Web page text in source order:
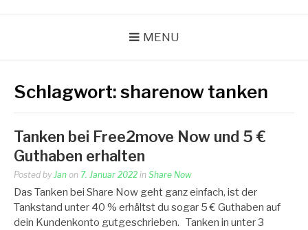
MENU
Schlagwort:sharenow tanken
Tanken bei Free2move Now und 5 €
Guthaben erhalten
Posted by Jan on 7. Januar 2022 in Share Now
Das Tanken bei Share Now geht ganz einfach, ist der
Tankstand unter 40 % erhältst du sogar 5 € Guthaben auf
dein Kundenkonto gutgeschrieben. Tanken in unter 3